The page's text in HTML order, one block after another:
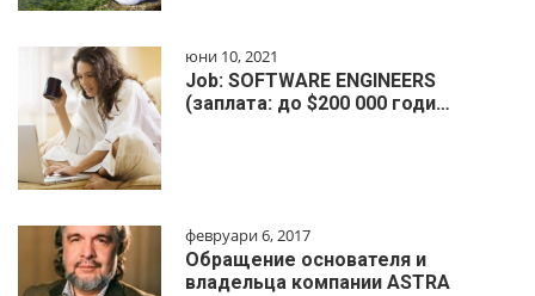
юни 10, 2021
Job: SOFTWARE ENGINEERS
(заплата: до $200 000 годи…
февруари 6, 2017
Обращение основателя и
владельца компании ASTRA